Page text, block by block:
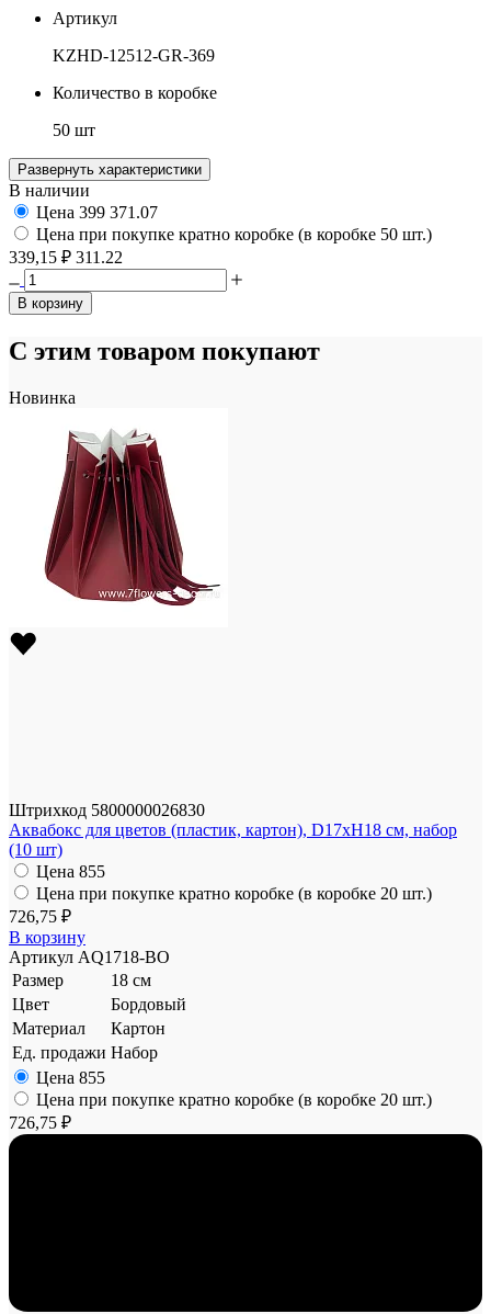
Артикул
KZHD-12512-GR-369
Количество в коробке
50 шт
Развернуть характеристики
В наличии
Цена 399 371.07
Цена при покупке кратно коробке (в коробке 50 шт.)
339,15 ₽ 311.22
В корзину
С этим товаром покупают
Новинка
Штрихкод 5800000026830
Аквабокс для цветов (пластик, картон), D17xH18 см, набор
(10 шт)
Цена 855
Цена при покупке кратно коробке (в коробке 20 шт.)
726,75 ₽
В корзину
Артикул AQ1718-BO
Размер
18 см
Цвет
Бордовый
Материал
Картон
Ед. продажи Набор
Цена 855
Цена при покупке кратно коробке (в коробке 20 шт.)
726,75 ₽